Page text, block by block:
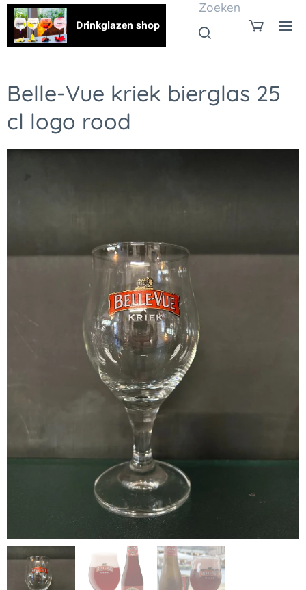
Drinkglazen shop
Zoeken
Belle-Vue kriek bierglas 25
cl logo rood